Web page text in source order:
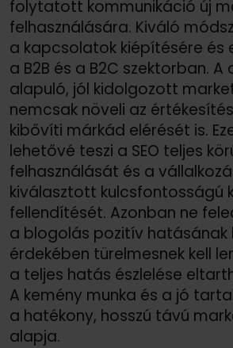
folytatott kommunikáció új
felhasználására. Kiváló
a kapcsolatok kiépítésére és
a B2B és a B2C szektorban.
alapuló, jól kidolgozott
nemcsak növeli az
kibővíti márkád elérését is.
lehetővé teszi a SEO teljes
felhasználását és a
kiválasztott kulcsfontosságú
fellendítését. Azonban ne
a blogolás pozitív
érdekében türelmesnek kell
a teljes hatás észlelése
A kemény munka és a jó
a hatékony, hosszú távú
alapja.